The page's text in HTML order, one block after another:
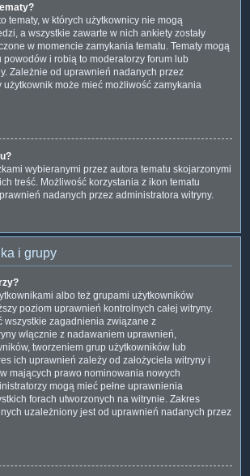
tematy, w których użytkownicy nie mogą
a wszystkie zawarte w nich ankiety zostały
w momencie zamykania tematu. Tematy mogą
powodów i robią to moderatorzy forum lub
Zależnie od uprawnień nadanych przez
użytkownik może mieć możliwość zamykania
wybieranymi przez autora tematu skojarzonymi
treść. Możliwość korzystania z ikon tematu
nadanych przez administratora witryny.
i grupy
albo też grupami użytkowników
poziom uprawnień kontrolnych całej witryny.
wszystkie zagadnienia związane z
włącznie z nadawaniem uprawnień,
tworzeniem grup użytkowników lub
ich uprawnień zależy od założyciela witryny i
mających prawo nominowania nowych
mogą mieć pełne uprawnienia
forach utworzonych na witrynie. Zakres
uzależniony jest od uprawnień nadanych przez